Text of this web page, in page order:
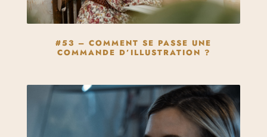
#53 – COMMENT SE PASSE UNE
COMMANDE D’ILLUSTRATION ?